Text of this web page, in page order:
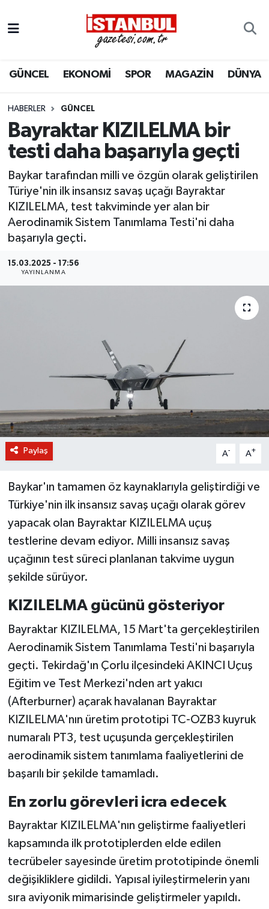
GÜNCEL EKONOMİ SPOR MAGAZİN DÜNYA
HABERLER GÜNCEL
Bayraktar KIZILELMA bir
testi daha başarıyla geçti
Baykar tarafından milli ve özgün olarak geliştirilen
Türiye'nin ilk insansız savaş uçağı Bayraktar
KIZILELMA, test takviminde yer alan bir
Aerodinamik Sistem Tanımlama Testi'ni daha
başarıyla geçti.
15.03.2025 - 17:56
YAYINLANMA
Paylaş A- A+
Baykar'ın tamamen öz kaynaklarıyla geliştirdiği ve
Türkiye'nin ilk insansız savaş uçağı olarak görev
yapacak olan Bayraktar KIZILELMA uçuş
testlerine devam ediyor. Milli insansız savaş
uçağının test süreci planlanan takvime uygun
şekilde sürüyor.
KIZILELMA gücünü gösteriyor
Bayraktar KIZILELMA, 15 Mart'ta gerçekleştirilen
Aerodinamik Sistem Tanımlama Testi'ni başarıyla
geçti. Tekirdağ'ın Çorlu ilçesindeki AKINCI Uçuş
Eğitim ve Test Merkezi'nden art yakıcı
(Afterburner) açarak havalanan Bayraktar
KIZILELMA'nın üretim prototipi TC-OZB3 kuyruk
numaralı PT3, test uçuşunda gerçekleştirilen
aerodinamik sistem tanımlama faaliyetlerini de
başarılı bir şekilde tamamladı.
En zorlu görevleri icra edecek
Bayraktar KIZILELMA'nın geliştirme faaliyetleri
kapsamında ilk prototiplerden elde edilen
tecrübeler sayesinde üretim prototipinde önemli
değişikliklere gidildi. Yapısal iyileştirmelerin yanı
sıra aviyonik mimarisinde geliştirmeler yapıldı.
EKONOMİ
İSTANBUL
DÜNYA
KÜLTÜR SANAT
SAĞLIK
Nöbetçi Eczaneler
Hava Durumu
Trafik Durumu
Süper Lig Puan Durumu ve Fikstür
Haber Arşivi